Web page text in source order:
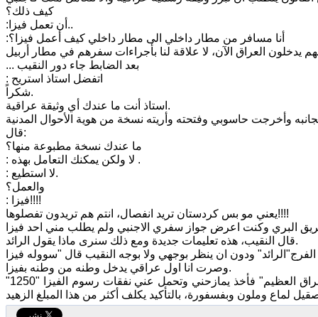
كيف ذلك؟
:أن تعمل فيزا..
:أنا مسافر من مطار داخلي الى مطار داخلي كيف أعمل فيزا؟
... بعد الضابط جاء دور النقيب
: اتفضل استاذ استريح
شكراً.
استاذ أنت ما عندك أي وثيقة عراقية.
وأخرجت حاسوبي وفتحته وأريته نسخة من هوية الأحوال المدنية
قال:
ما عندك نسخة مطبوعة منها؟
: لا ولكن يمكنك التعامل بهذه .
: لا استطيع.
والعمل؟
: فيزا!!!!
يعني مو بس كردستان تريد انفصال، انتم هم تريدون تفصلوها!!!!
قال النقيب، هذه تعليمات جديدة ومع ذلك سنرى ماذا يقول الرائد.
وصرت انا اول عراقي يدخل وطنه من وطنه بفيزا.
ما خفف من غضبي تعامل النقيب والذي يبدو انه شعر بالإحراج من قوانين بلدنا "العراق العظيم" فأخذ يمازحني وتحمل عني نفقات رسوم الفيزا "1250"